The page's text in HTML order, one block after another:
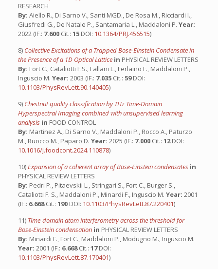
RESEARCH
By: Aiello R., Di Sarno V., Santi MGD., De Rosa M., Ricciardi I.,
Giusfredi G., De Natale P., Santamaria L., Maddaloni P. Year:
2022 (IF.: 7.600 Cit.: 15 DOI: 10.1364/PRJ.456515)
8) Collective Excitations of a Trapped Bose-Einstein Condensate in
the Presence of a 1D Optical Lattice in PHYSICAL REVIEW LETTERS
By: Fort C., Cataliotti F.S., Fallani L., Ferlaino F., Maddaloni P.,
Inguscio M. Year: 2003 (IF.: 7.035 Cit.: 59DOI:
10.1103/PhysRevLett.90.140405)
9) Chestnut quality classification by THz Time-Domain
Hyperspectral Imaging combined with unsupervised learning
analysis in FOOD CONTROL
By: Martinez A., Di Sarno V., Maddaloni P., Rocco A., Paturzo
M., Ruocco M., Paparo D. Year: 2025 (IF.: 7.000 Cit.: 12DOI:
10.1016/j.foodcont.2024.110878)
10)Expansion of a coherent array of Bose-Einstein condensates in
PHYSICAL REVIEW LETTERS
By: Pedri P., Pitaevskii L., Stringari S., Fort C., Burger S.,
Cataliotti F. S., Maddaloni P., Minardi F., Inguscio M. Year: 2001
(IF.: 6.668Cit.: 190 DOI: 10.1103/PhysRevLett.87.220401)
11) Time-domain atom interferometry across the threshold for
Bose-Einstein condensation in PHYSICAL REVIEW LETTERS
By: Minardi F., Fort C., Maddaloni P., Modugno M., Inguscio M.
Year: 2001 (IF.: 6.668Cit.: 17DOI:
10.1103/PhysRevLett.87.170401)